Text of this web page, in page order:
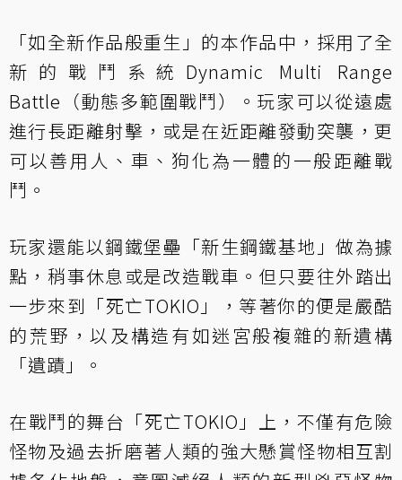
「如全新作品般重生」的本作品中，採用了全
新的戰鬥系統Dynamic Multi Range
Battle（動態多範圍戰鬥）。玩家可以從遠處
進行長距離射擊，或是在近距離發動突襲，更
可以善用人、車、狗化為一體的一般距離戰
鬥。
玩家還能以鋼鐵堡壘「新生鋼鐵基地」做為據
點，稍事休息或是改造戰車。但只要往外踏出
一步來到「死亡TOKIO」，等著你的便是嚴酷
的荒野，以及構造有如迷宮般複雜的新遺構
「遺蹟」。
在戰鬥的舞台「死亡TOKIO」上，不僅有危險
怪物及過去折磨著人類的強大懸賞怪物相互割